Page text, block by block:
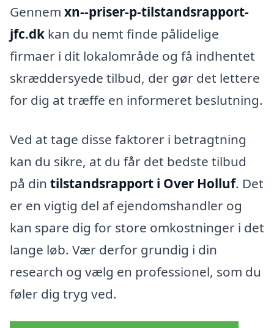
Gennem xn--priser-p-tilstandsrapport-
jfc.dk kan du nemt finde pålidelige
firmaer i dit lokalområde og få indhentet
skræddersyede tilbud, der gør det lettere
for dig at træffe en informeret beslutning.
Ved at tage disse faktorer i betragtning
kan du sikre, at du får det bedste tilbud
på din tilstandsrapport i Over Holluf. Det
er en vigtig del af ejendomshandler og
kan spare dig for store omkostninger i det
lange løb. Vær derfor grundig i din
research og vælg en professionel, som du
føler dig tryg ved.